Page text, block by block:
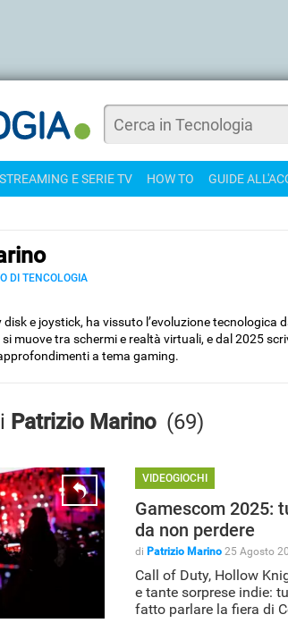
STREAMING E SERIE TV HOW TO GUIDE
DI TENCOLOGIA
e joystick, ha vissuto l’evoluzione tecnologica
si muove tra schermi e realtà virtuali, e dal 2025
a tema gaming.
Patrizio Marino (69)
VIDEOGIOCHI
Gamescom 2025:
da non perdere
di Patrizio Marino 25 Agosto
Call of Duty, Hollow
e tante sorprese indie:
fatto parlare la fiera di